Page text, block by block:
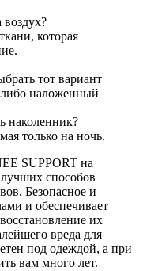
которая
тот вариант
наложенный
наколенник?
только на ночь.
SUPPORT на
способов
Безопасное и
и обеспечивает
их
вреда для
под одеждой, а при
вам много лет.